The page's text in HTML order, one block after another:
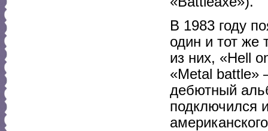
В 1983 году
один и тот же
из них, «Hell
«Metal battle»
дебютный
подключился